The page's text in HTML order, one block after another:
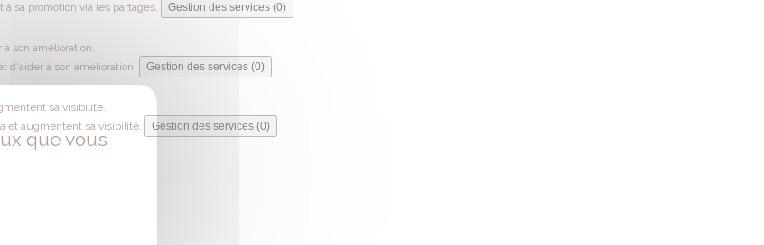
sa promotion via les partages.
Gestion des services (0)
son amélioration.
d'aider à son amélioration.
Gestion des services (0)
sa visibilité.
et augmentent sa visibilité.
Gestion des services (0)
que vous